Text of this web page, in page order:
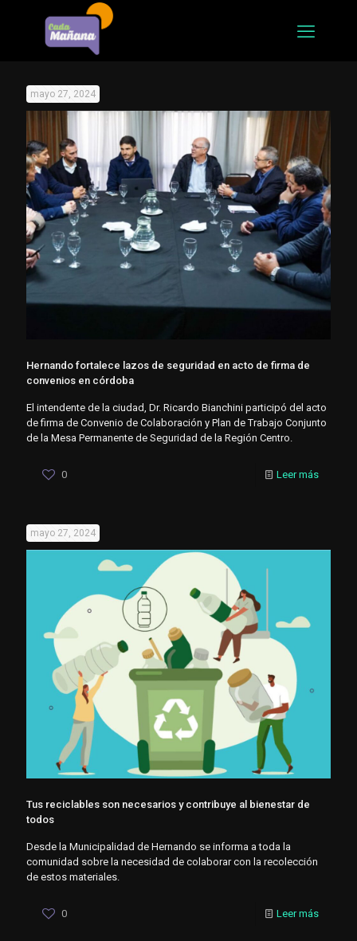
mayo 27, 2024
Hernando fortalece lazos de seguridad en acto de firma de
convenios en córdoba
El intendente de la ciudad, Dr. Ricardo Bianchini participó del acto
de firma de Convenio de Colaboración y Plan de Trabajo Conjunto
de la Mesa Permanente de Seguridad de la Región Centro.
0 Leer más
mayo 27, 2024
Tus reciclables son necesarios y contribuye al bienestar de
todos
Desde la Municipalidad de Hernando se informa a toda la
comunidad sobre la necesidad de colaborar con la recolección
de estos materiales.
0 Leer más